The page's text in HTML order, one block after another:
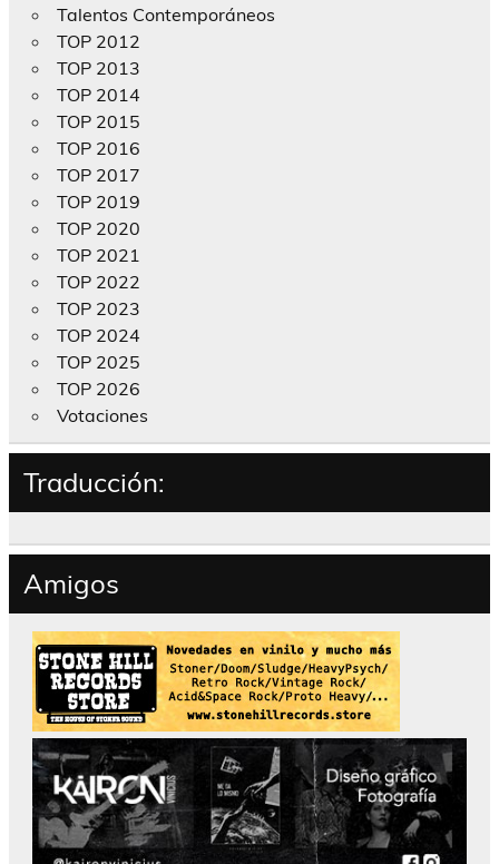
Talentos Contemporáneos
TOP 2012
TOP 2013
TOP 2014
TOP 2015
TOP 2016
TOP 2017
TOP 2019
TOP 2020
TOP 2021
TOP 2022
TOP 2023
TOP 2024
TOP 2025
TOP 2026
Votaciones
Traducción:
Amigos